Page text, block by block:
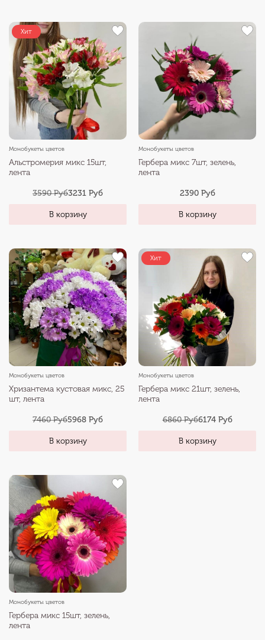
Хит
Монобукеты цветов
Альстромерия микс 15шт,
лента
3590 Руб3231 Руб
В корзину
Монобукеты цветов
Гербера микс 7шт, зелень,
лента
2390 Руб
В корзину
Монобукеты цветов
Хризантема кустовая микс, 25
шт, лента
7460 Руб5968 Руб
В корзину
Хит
Монобукеты цветов
Гербера микс 21шт, зелень,
лента
6860 Руб6174 Руб
В корзину
Монобукеты цветов
Гербера микс 15шт, зелень,
лента